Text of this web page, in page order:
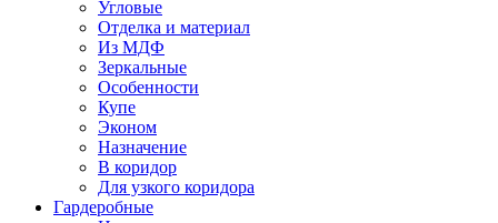
Угловые
Отделка и материал
Из МДФ
Зеркальные
Особенности
Купе
Эконом
Назначение
В коридор
Для узкого коридора
Гардеробные